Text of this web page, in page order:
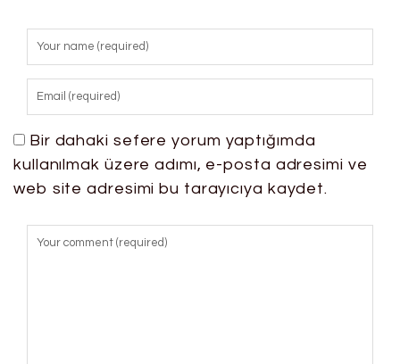
Bir dahaki sefere yorum yaptığımda
kullanılmak üzere adımı, e-posta adresimi ve
web site adresimi bu tarayıcıya kaydet.